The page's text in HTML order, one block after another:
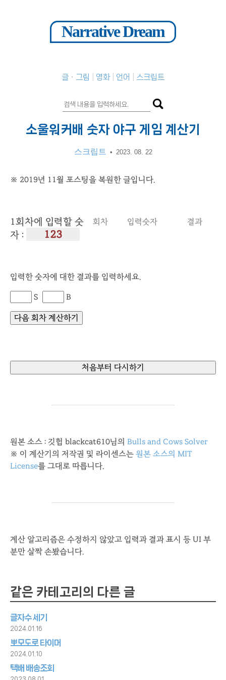
Narrative Dream
글ㆍ그림 영화 언어 스크립트
소울워커배 숫자 야구 게임 계산기
스크립트 • 2023. 08. 22
※ 2019년 11월 포스팅을 복원한 글입니다.
회차 입력숫자 결과
1회차에 입력할 숫
자 :
입력한 숫자에 대한 결과를 입력하세요.
S
B
원본 소스 : 깃헙 blackcat610님의 Bulls and Cows Solver
※ 이 계산기의 저작권 및 라이센스는 원본 소스의 MIT
License를 그대로 따릅니다.
계산 알고리즘은 수정하지 않았고 입력과 결과 표시 등 UI 부
분만 살짝 손봤습니다.
같은 카테고리의 다른 글
글자수 세기
2024.01.16
뽀모도로 타이머
2024.01.10
택배 배송조회